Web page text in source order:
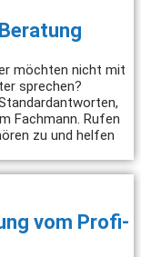
möchten nicht mit
sprechen?
Fachmann. Rufen
zu und helfen
vom Profi-